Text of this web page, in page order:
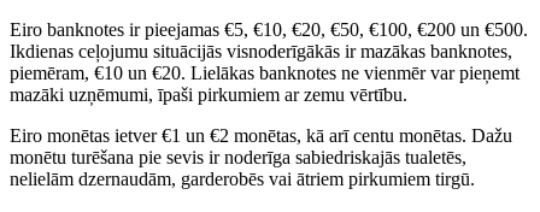
Eiro banknotes ir pieejamas €5, €10, €20, €50, €100, €200 un €500.
Ikdienas ceļojumu situācijās visnoderīgākās ir mazākas banknotes,
piemēram, €10 un €20. Lielākas banknotes ne vienmēr var pieņemt
mazāki uzņēmumi, īpaši pirkumiem ar zemu vērtību.
Eiro monētas ietver €1 un €2 monētas, kā arī centu monētas. Dažu
monētu turēšana pie sevis ir noderīga sabiedriskajās tualetēs,
nelielām dzernaudām, garderobēs vai ātriem pirkumiem tirgū.